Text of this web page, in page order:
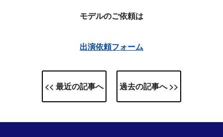
モデルのご依頼は
出演依頼フォーム
<< 最近の記事へ 過去の記事へ >>